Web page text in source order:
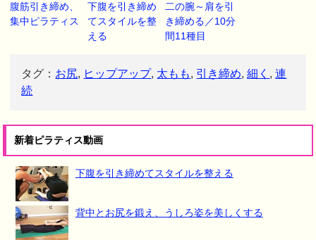
腹筋引き締め、
集中ピラティス
下腹を引き締め
てスタイルを整
える
二の腕～肩を引
き締める／10分
間11種目
タグ： お尻, ヒップアップ, 太もも, 引き締め,細く ,連
続
新着ピラティス動画
下腹を引き締めてスタイルを整える
背中とお尻を鍛え、うしろ姿を美しくする